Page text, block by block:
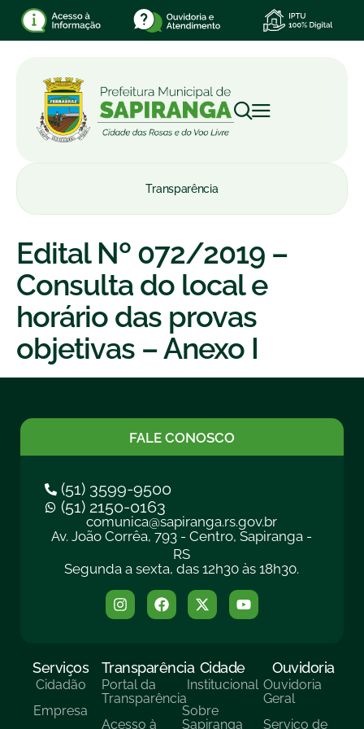
Transparência
Edital Nº 072/2019 –
Consulta do local e
horário das provas
objetivas – Anexo I
FALE CONOSCO
(51) 3599-9500
(51) 2150-0163
comunica@sapiranga.rs.gov.br
Av. João Corrêa, 793 - Centro, Sapiranga -
RS
Segunda a sexta, das 12h30 às 18h30.
Serviços
Cidadão
Empresa
Transparência
Portal da
Transparência
Acesso à
Cidade
Institucional
Sobre
Sapiranga
Ouvidoria
Ouvidoria
Geral
Serviço de